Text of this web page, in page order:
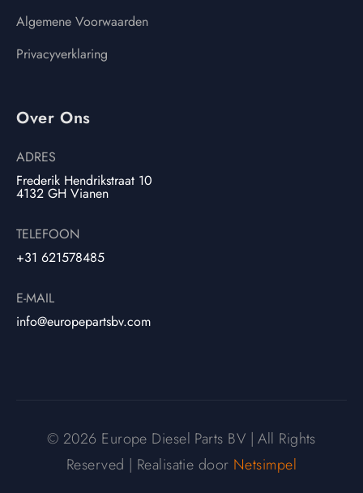
Algemene Voorwaarden
Privacyverklaring
Over Ons
ADRES
Frederik Hendrikstraat 10
4132 GH Vianen
TELEFOON
+31 621578485
E-MAIL
info@europepartsbv.com
© 2026 Europe Diesel Parts BV | All Rights
Reserved | Realisatie door Netsimpel